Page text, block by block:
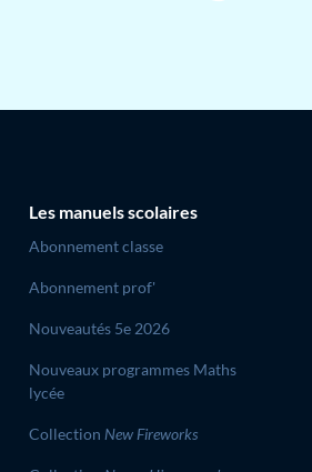
Les manuels scolaires
Abonnement classe
Abonnement prof'
Nouveautés 5e 2026
Nouveaux programmes Maths
lycée
Collection New Fireworks